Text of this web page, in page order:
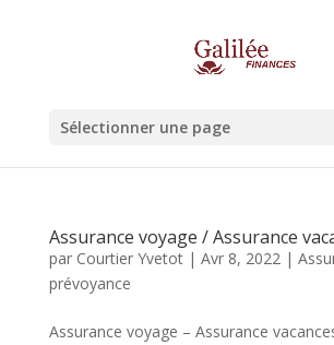
Sélectionner une page
Assurance voyage / Assurance
par Courtier Yvetot| Avr 8, 2022|
prévoyance
Assurance voyage – Assurance